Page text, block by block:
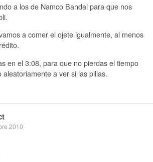
a los de Namco Bandai para que nos
a comer el ojete igualmente, al menos
en el 3:08, para que no pierdas el tiempo
aleatoriamente a ver si las pillas.
2010